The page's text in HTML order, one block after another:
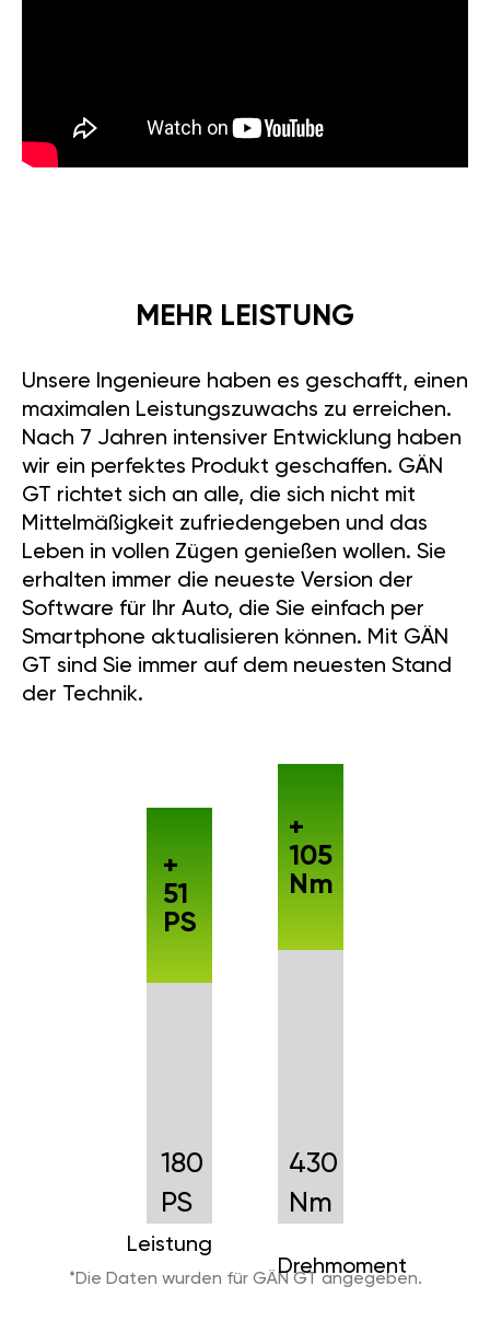
MEHR LEISTUNG
Unsere Ingenieure haben es geschafft, einen
maximalen Leistungszuwachs zu erreichen.
Nach 7 Jahren intensiver Entwicklung haben
wir ein perfektes Produkt geschaffen. GÄN
GT richtet sich an alle, die sich nicht mit
Mittelmäßigkeit zufriedengeben und das
Leben in vollen Zügen genießen wollen. Sie
erhalten immer die neueste Version der
Software für Ihr Auto, die Sie einfach per
Smartphone aktualisieren können. Mit GÄN
GT sind Sie immer auf dem neuesten Stand
der Technik.
180
PS
Leistung
+
51
PS
430
Nm
Drehmoment
+
105
Nm
*Die Daten wurden für GÄN GT angegeben.